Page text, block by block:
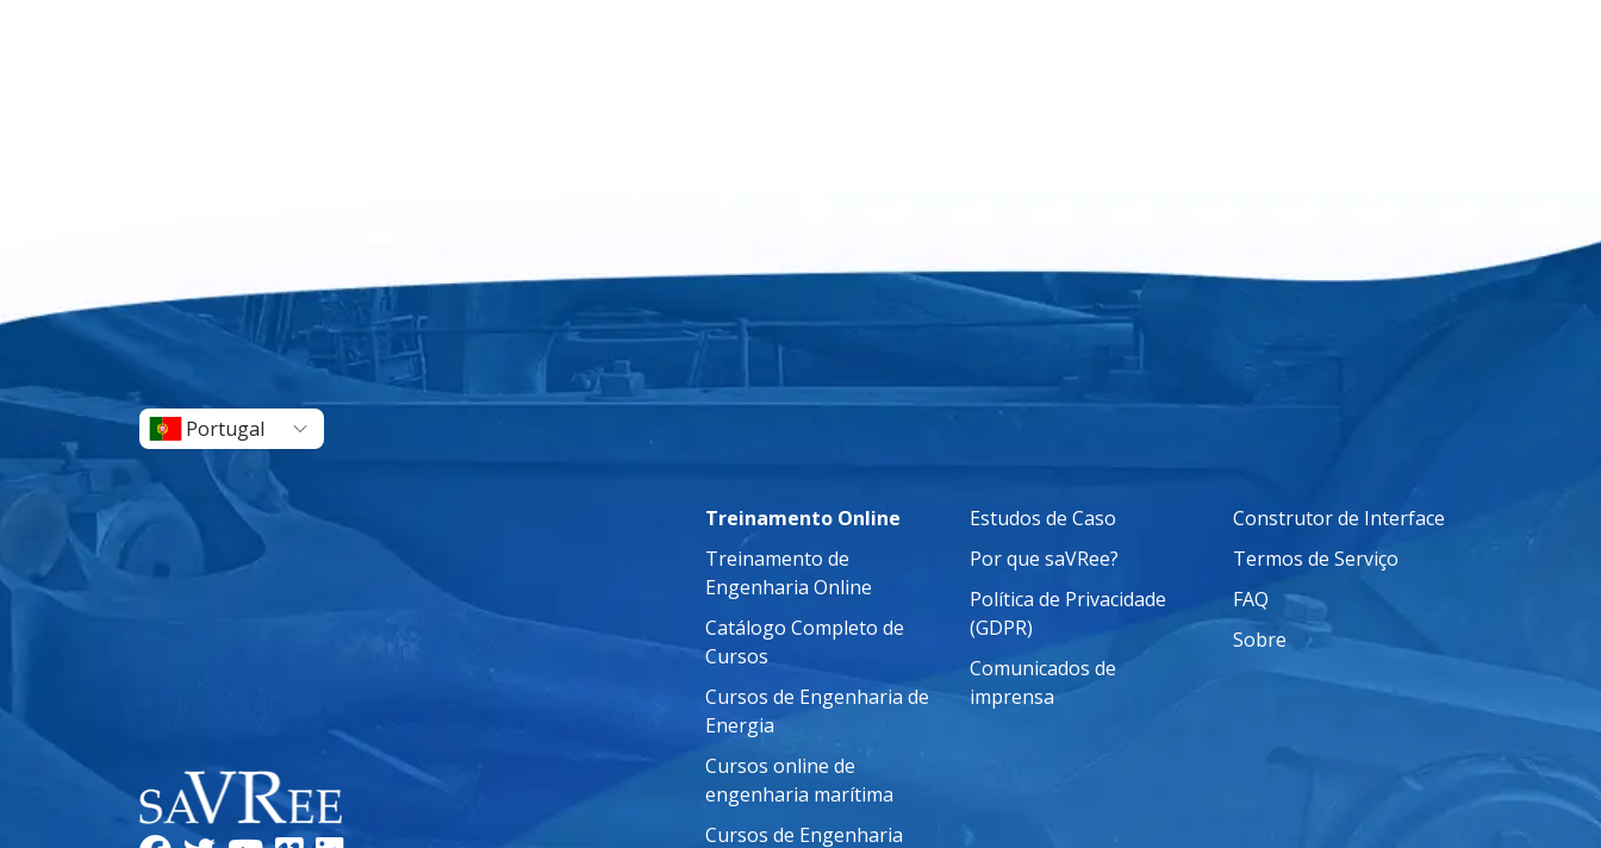
Portugal
Treinamento Online
Treinamento de
Engenharia Online
Catálogo Completo de
Cursos
Cursos de Engenharia de
Energia
Cursos online de
engenharia marítima
Cursos de Engenharia
Estudos de Caso
Por que saVRee?
Política de Privacidade
(GDPR)
Comunicados de
imprensa
Construtor de Interface
Termos de Serviço
FAQ
Sobre